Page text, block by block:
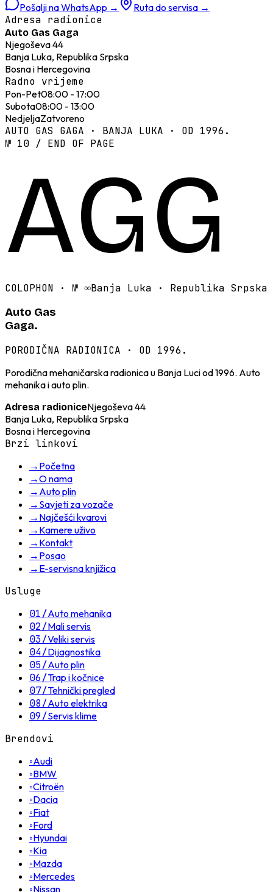
Pošalji na WhatsApp → Ruta do servisa →
Adresa radionice
Auto Gas Gaga
Njegoševa 44
Banja Luka, Republika Srpska
Bosna i Hercegovina
Radno vrijeme
Pon-Pet08:00 - 17:00
Subota08:00 - 13:00
NedjeljaZatvoreno
AUTO GAS GAGA · BANJA LUKA · OD 1996.
№ 10 / END OF PAGE
AGG
COLOPHON · № ∞Banja Luka · Republika Srpska
Auto Gas
Gaga.
PORODIČNA RADIONICA · OD 1996.
Porodična mehaničarska radionica u Banja Luci od 1996. Auto
mehanika i auto plin.
Adresa radioniceNjegoševa 44
Banja Luka, Republika Srpska
Bosna i Hercegovina
Brzi linkovi
→ Početna
→O nama
→ Auto plin
→ Savjeti za vozače
→ Najčešći kvarovi
→ Kamere uživo
→ Kontakt
→ Posao
→ E-servisna knjižica
Usluge
01/Auto mehanika
02/Mali servis
03/Veliki servis
04/Dijagnostika
05/Auto plin
06/Trap i kočnice
07/Tehnički pregled
08/Auto elektrika
09/Servis klime
Brendovi
◦Audi
◦BMW
◦Citroën
◦Dacia
◦Fiat
◦Ford
◦Hyundai
◦Kia
◦Mazda
◦Mercedes
◦Nissan